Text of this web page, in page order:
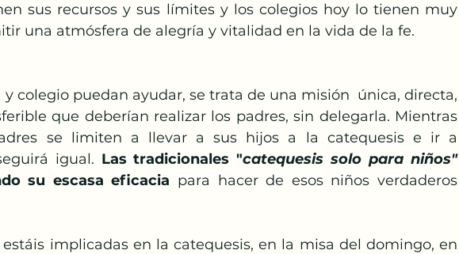
sus recursos y sus límites y los colegios hoy lo tienen muy
una atmósfera de alegría y vitalidad en la vida de la fe.
colegio puedan ayudar, se trata de una misión  única, directa,
que deberían realizar los padres, sin delegarla. Mientras
se limiten a llevar a sus hijos a la catequesis e ir a
igual. Las tradicionales "catequesis solo para niños"
su escasa eficacia para hacer de esos niños verdaderos
implicadas en la catequesis, en la misa del domingo, en